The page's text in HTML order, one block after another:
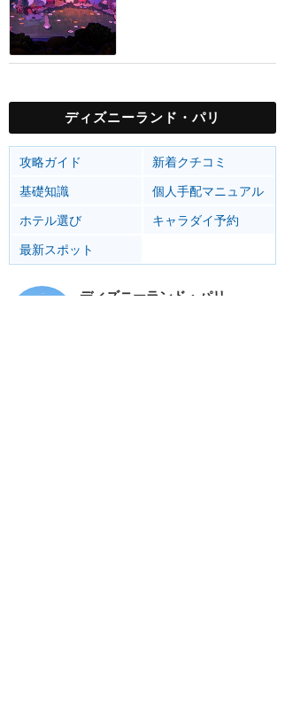
ディズニーランド・パリ
攻略ガイド
新着クチコミ
基礎知識
個人手配マニュアル
ホテル選び
キャラダイ予約
最新スポット
ディズニーランド・パリ